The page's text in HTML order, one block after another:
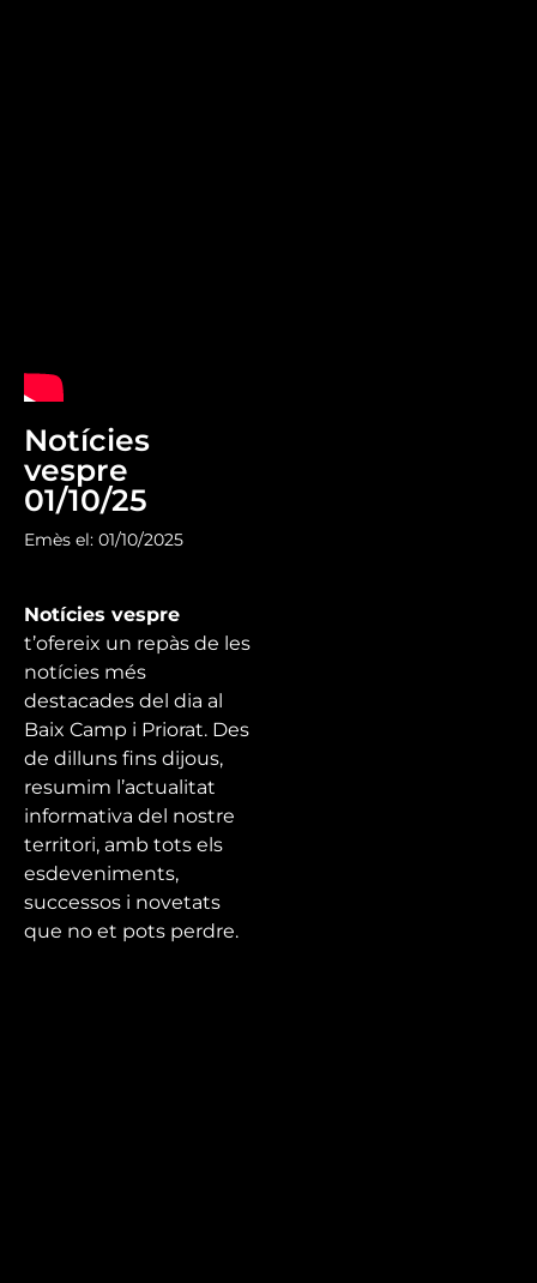
Notícies
vespre
01/10/25
Emès el: 01/10/2025
Notícies vespre
t’ofereix un repàs de les
notícies més
destacades del dia al
Baix Camp i Priorat. Des
de dilluns fins dijous,
resumim l’actualitat
informativa del nostre
territori, amb tots els
esdeveniments,
successos i novetats
que no et pots perdre.